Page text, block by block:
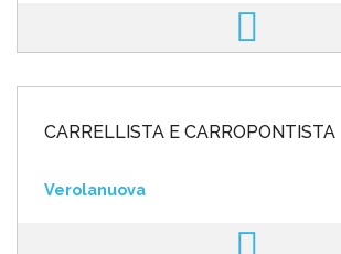
CARRELLISTA E CARROPONTISTA
Verolanuova